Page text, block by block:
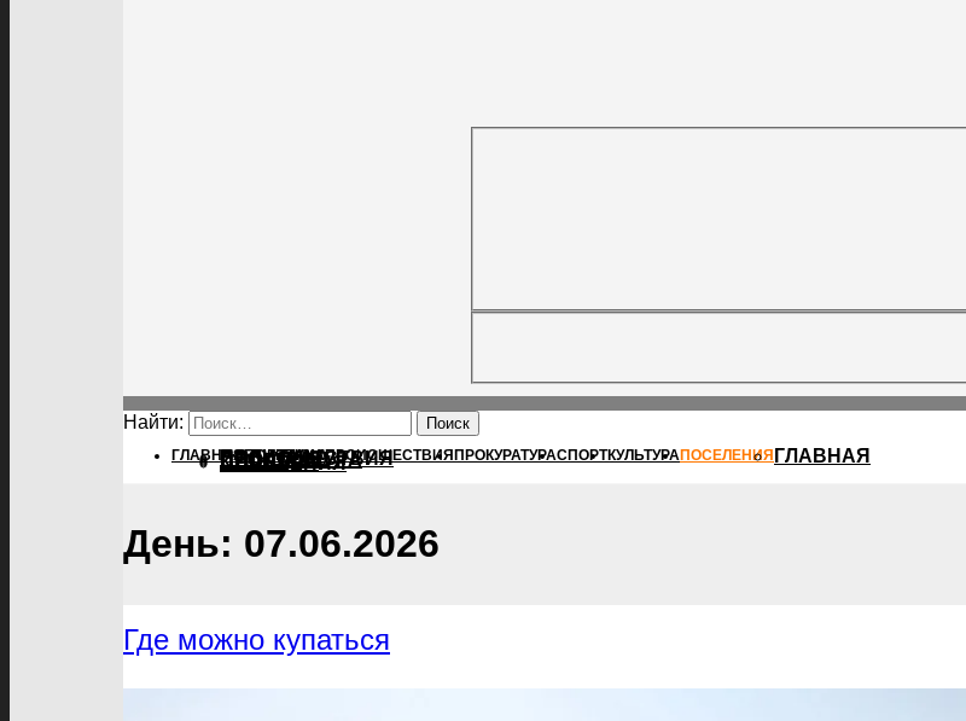
Найти:
ГЛАВНАЯПОЛИТИКАПРОИСШЕСТВИЯ ПРОКУРАТУРАСПОРТКУЛЬТУРАПОСЕЛЕНИЯ ГЛАВНАЯ
ПОЛИТИКА
ПРОИСШЕСТВИЯ
ПРОКУРАТУРА
СПОРТ
КУЛЬТУРА
ПОСЕЛЕНИЯ
День: 07.06.2026
Где можно купаться